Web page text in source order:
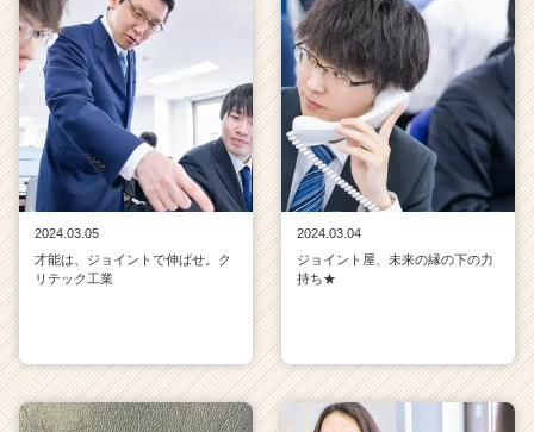
2024.03.05
才能は、ジョイントで伸ばせ。ク
リテック工業
2024.03.04
ジョイント屋、未来の縁の下の力
持ち★